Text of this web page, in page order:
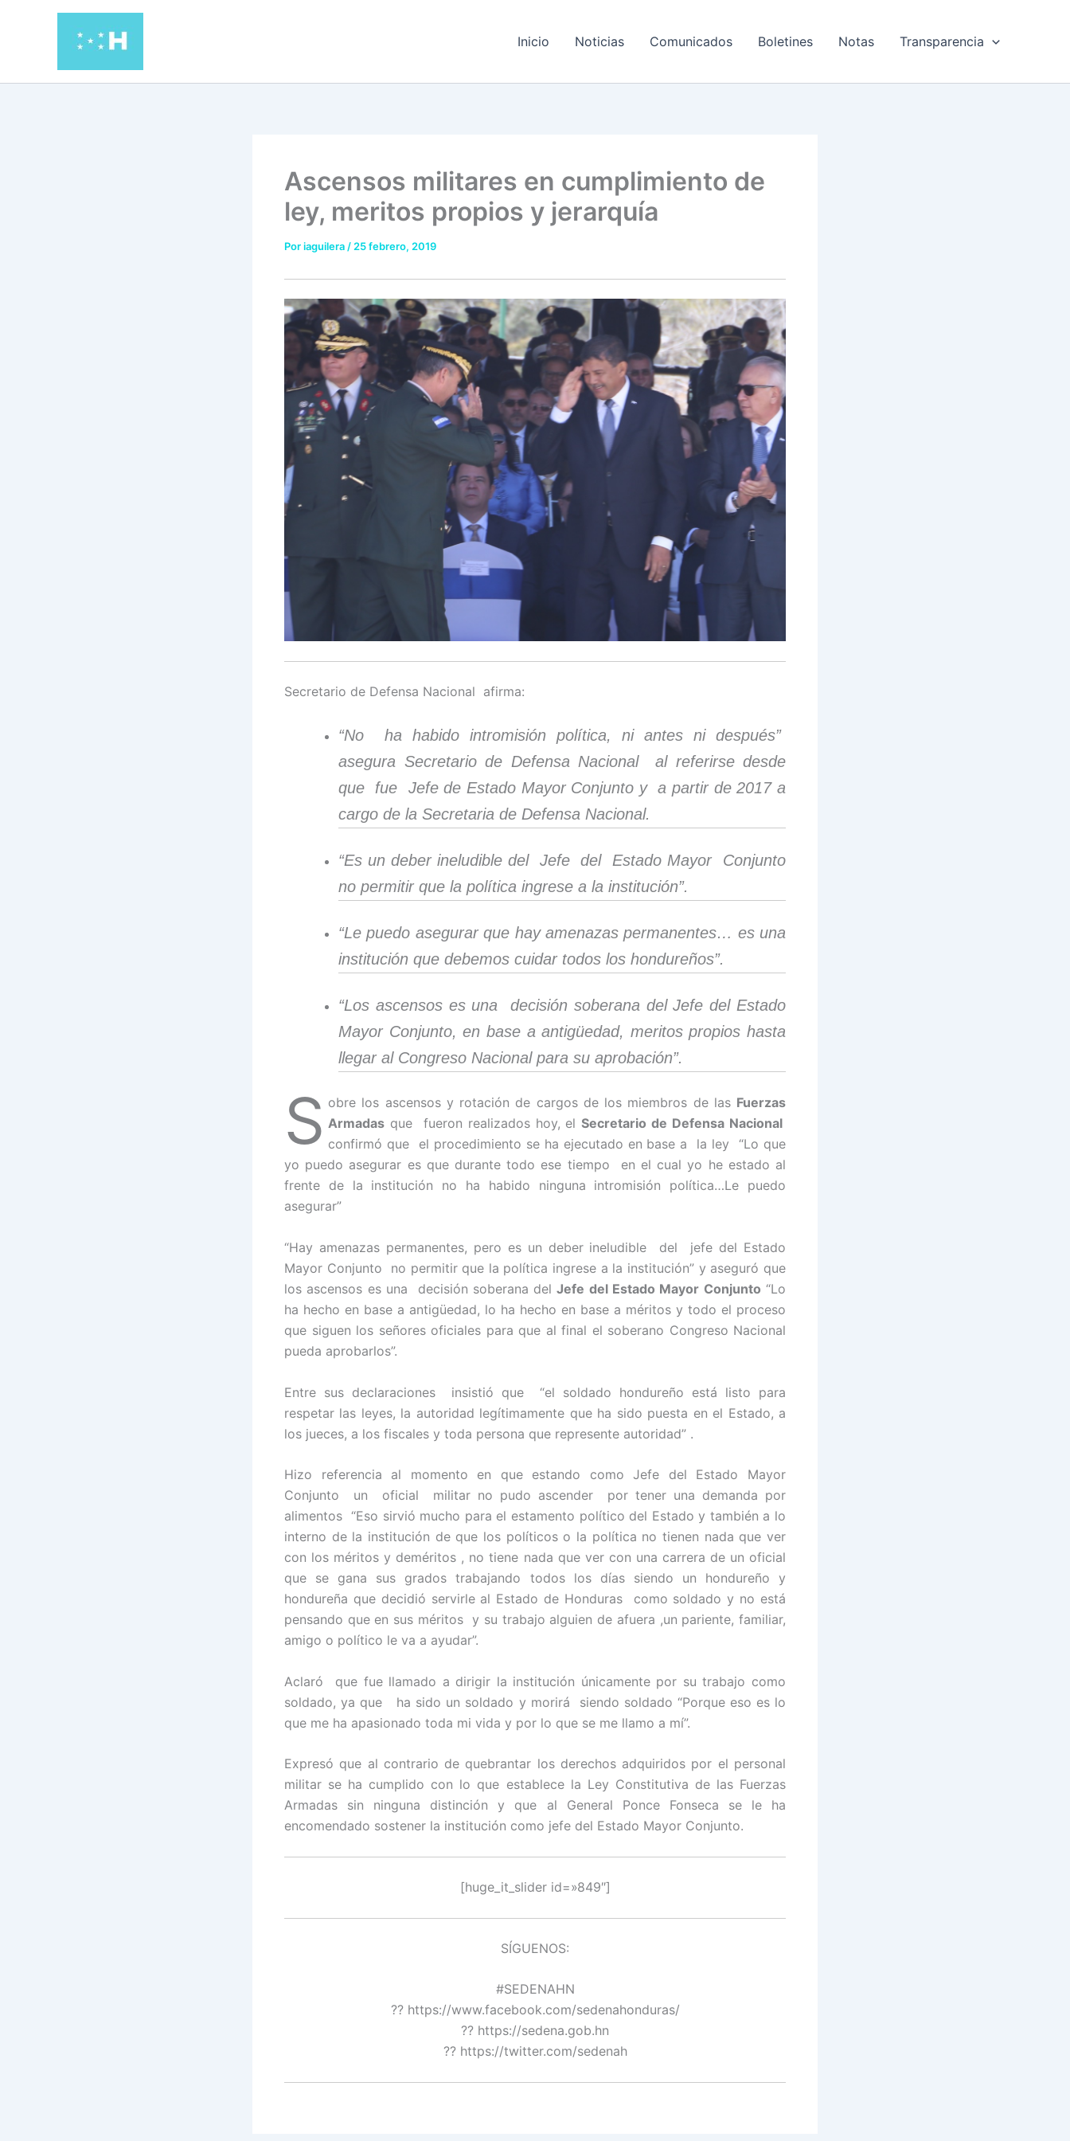
Inicio Noticias Comunicados Boletines Notas Transparencia
Ascensos militares en cumplimiento de
ley, meritos propios y jerarquía
Poriaguilera / 25 febrero, 2019
Secretario de Defensa Nacional afirma:
“No ha habido intromisión política, ni antes ni después”
asegura Secretario de Defensa Nacional al referirse desde
que fue Jefe de Estado Mayor Conjunto y a partir de 2017 a
cargo de la Secretaria de Defensa Nacional.
“Es un deber ineludible del Jefe del Estado Mayor Conjunto
no permitir que la política ingrese a la institución”.
“Le puedo asegurar que hay amenazas permanentes… es una
institución que debemos cuidar todos los hondureños”.
“Los ascensos es una decisión soberana del Jefe del Estado
Mayor Conjunto, en base a antigüedad, meritos propios hasta
llegar al Congreso Nacional para su aprobación”.
S obre los ascensos y rotación de cargos de los miembros de las Fuerzas
Armadas que fueron realizados hoy, elSecretario de Defensa Nacional
confirmó que el procedimiento se ha ejecutado en base a la ley “Lo que
yo puedo asegurar es que durante todo ese tiempo en el cual yo he estado al
frente de la institución no ha habido ninguna intromisión política…Le puedo
asegurar”
“Hay amenazas permanentes, pero es un deber ineludible del jefe del Estado
Mayor Conjunto no permitir que la política ingrese a la institución” y aseguró que
los ascensos es una decisión soberana delJefe del Estado Mayor Conjunto “Lo
ha hecho en base a antigüedad, lo ha hecho en base a méritos y todo el proceso
que siguen los señores oficiales para que al final el soberano Congreso Nacional
pueda aprobarlos”.
Entre sus declaraciones insistió que “el soldado hondureño está listo para
respetar las leyes, la autoridad legítimamente que ha sido puesta en el Estado, a
los jueces, a los fiscales y toda persona que represente autoridad” .
Hizo referencia al momento en que estando como Jefe del Estado Mayor
Conjunto un oficial militar no pudo ascender por tener una demanda por
alimentos “Eso sirvió mucho para el estamento político del Estado y también a lo
interno de la institución de que los políticos o la política no tienen nada que ver
con los méritos y deméritos , no tiene nada que ver con una carrera de un oficial
que se gana sus grados trabajando todos los días siendo un hondureño y
hondureña que decidió servirle al Estado de Honduras como soldado y no está
pensando que en sus méritos y su trabajo alguien de afuera ,un pariente, familiar,
amigo o político le va a ayudar”.
Aclaró que fue llamado a dirigir la institución únicamente por su trabajo como
soldado, ya que ha sido un soldado y morirá siendo soldado “Porque eso es lo
que me ha apasionado toda mi vida y por lo que se me llamo a mí”.
Expresó que al contrario de quebrantar los derechos adquiridos por el personal
militar se ha cumplido con lo que establece la Ley Constitutiva de las Fuerzas
Armadas sin ninguna distinción y que al General Ponce Fonseca se le ha
encomendado sostener la institución como jefe del Estado Mayor Conjunto.
[huge_it_slider id=»849″]
SÍGUENOS:
#SEDENAHN
?? https://www.facebook.com/sedenahonduras/
?? https://sedena.gob.hn
?? https://twitter.com/sedenah